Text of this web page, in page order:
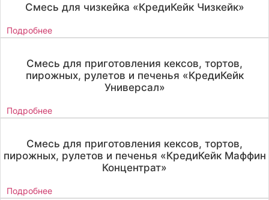
Смесь для чизкейка «КредиКейк Чизкейк»
Подробнее
Смесь для приготовления кексов, тортов,
пирожных, рулетов и печенья «КредиКейк
Универсал»
Подробнее
Смесь для приготовления кексов, тортов,
пирожных, рулетов и печенья «КредиКейк Маффин
Концентрат»
Подробнее